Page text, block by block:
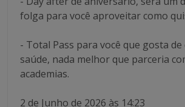
folga para você aproveitar como
- Total Pass para você que gosta de
saúde, nada melhor que parceria
academias.
2 de Junho de 2026 às 14:23